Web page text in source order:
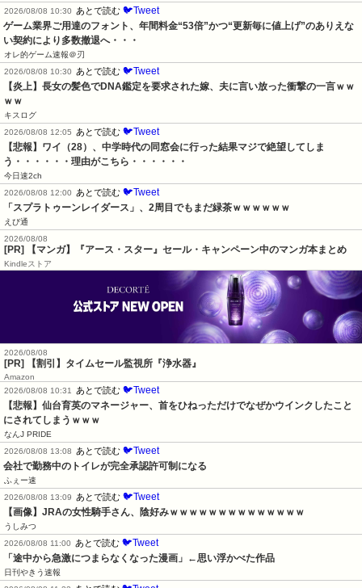
2026/08/08 10:30 あとで読む 🐦Tweet
ゲーム業界ご用達のフォント、年間料金“53倍”かつ“更新毎に値上げ”のありえな
い契約により多数撤退へ・・・
オレ的ゲーム速報＠刃
2026/08/08 10:30 あとで読む 🐦Tweet
【炎上】長女の髪色でDNA鑑定を要求された嫁、夫に言い放った衝撃の一言ｗｗ
ｗｗ
キスログ
2026/08/08 12:05 あとで読む 🐦Tweet
【悲報】ワイ（28）、中学時代の同窓会に行った結果マジで絶望してしま
う・・・・・・理由がこちら・・・・・・
今日速2ch
2026/08/08 12:00 あとで読む 🐦Tweet
「スプラトゥーンレイダース」、2周目でもまだ緑茶ｗｗｗｗｗｗ
えび通
2026/08/08
[PR] 【マンガ】『アース・スター』セール・キャンペーン中のマンガ本まとめ
Kindleストア
2026/08/08
[PR] 【割引】タイムセール監視所『浄水器』
Amazon
2026/08/08 10:31
あとで読む 🐦Tweet
【悲報】仙台育英のマネージャー、首をひねっただけでなぜかウインクしたこと
にされてしまうｗｗｗ
なんJ PRIDE
2026/08/08 13:08
あとで読む 🐦Tweet
会社で勤務中のトイレが完全承認許可制になる
ふぇー速
2026/08/08 13:09
あとで読む 🐦Tweet
【画像】JRAの女性騎手さん、陰好みｗｗｗｗｗｗｗｗｗｗｗｗｗｗ
うしみつ
2026/08/08 11:00
あとで読む 🐦Tweet
「途中から急激につまらなくなった漫画」←思い浮かべた作品
日刊やきう速報